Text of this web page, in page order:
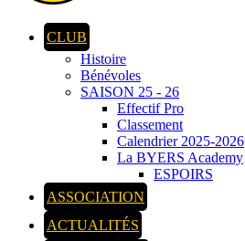
CLUB
Histoire
Bénévoles
SAISON 25 - 26
Effectif Pro
Classement
Calendrier 2025-2026
La BYERS Academy
ESPOIRS
ASSOCIATION
ACTUALITÉS